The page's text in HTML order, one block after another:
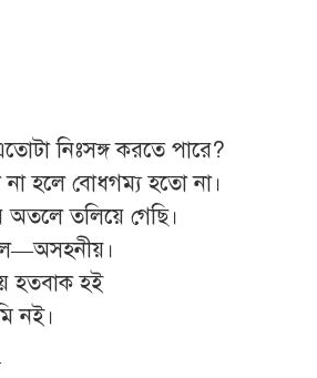
নিঃসঙ্গ করতে পারে?
না হলে বোধগম্য হতো না।
অতলে তলিয়ে গেছি।
হতবাক হই
নই।